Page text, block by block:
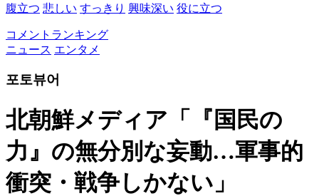
腹立つ 悲しい すっきり 興味深い 役に立つ
コメントランキング
ニュース エンタメ
포토뷰어
北朝鮮メディア「『国民の
力』の無分別な妄動…軍事的
衝突・戦争しかない」